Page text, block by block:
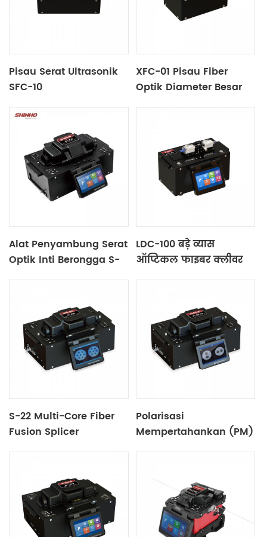
Pisau Serat Ultrasonik
SFC-10
XFC-01 Pisau Fiber
Optik Diameter Besar
Alat Penyambung Serat
Optik Inti Berongga S-
LDC-100 बड़े व्यास
ऑप्टिकल फाइबर क्लीवर
S-22 Multi-Core Fiber
Fusion Splicer
Polarisasi
Mempertahankan (PM)